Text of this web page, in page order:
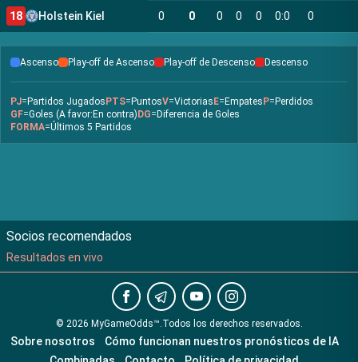
18 Holstein Kiel 0 0 0 0 0 0:0 0
Ascenso Play-off de Ascenso Play-off de Descenso Descenso
PJ= Partidos Jugados PTS= PuntosV=Victorias E= Empates P= Perdidos
GF=Goles (A favor:En contra) DG= Diferencia de Goles
FORMA=Últimos 5 Partidos
Socios recomendados
Resultados en vivo
© 2026 MyGameOdds™.Todos los derechos reservados.
Sobre nosotros
Cómo funcionan nuestros pronósticos de IA